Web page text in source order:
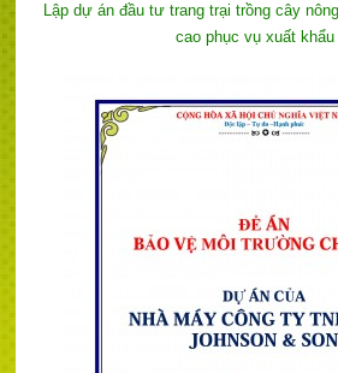
Lập dự án đầu tư trang trại trồng cây
cao phục vụ xuất khẩu